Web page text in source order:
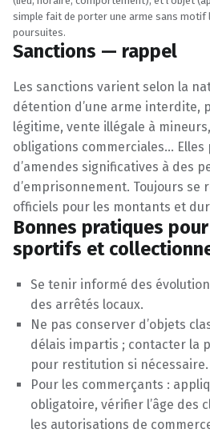
simple fait de porter une arme sans motif
poursuites.
Sanctions — rappel
Les sanctions varient selon la
détention d’une arme interdite,
légitime, vente illégale à
obligations commerciales… Elles
d’amendes significatives à des
d’emprisonnement. Toujours se
officiels pour les montants et
Bonnes pratiques
sportifs et
Se tenir informé des
des arrêtés locaux.
Ne pas conserver d’objets
délais impartis ; contacter la
pour restitution si nécessaire.
Pour les commerçants :
obligatoire, vérifier l’âge des
les autorisations de